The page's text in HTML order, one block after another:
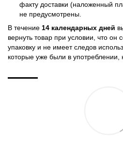
факту доставки (наложенный
не предусмотрены.
В течение 14 календарных дней
вернуть товар при условии, что он
упаковку и не имеет следов
которые уже были в употреблении,